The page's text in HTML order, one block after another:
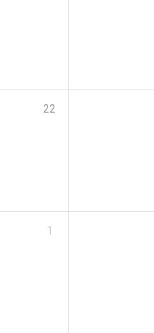
22
1